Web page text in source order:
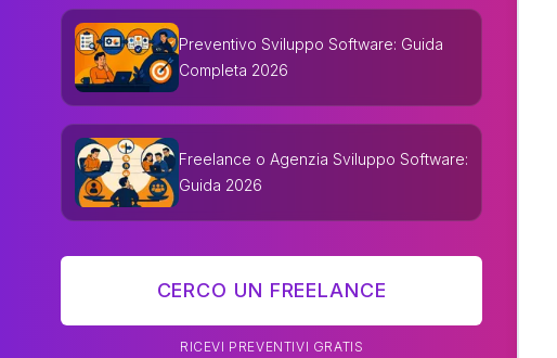
Preventivo Sviluppo Software: Guida
Completa 2026
Freelance o Agenzia Sviluppo Software:
Guida 2026
CERCO UN FREELANCE
RICEVI PREVENTIVI GRATIS